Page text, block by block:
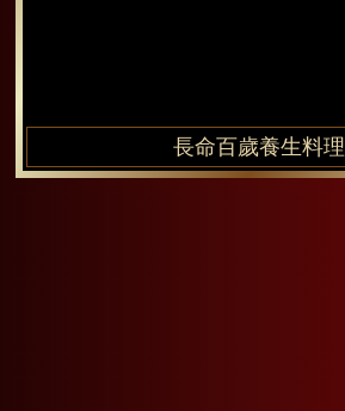
長命百歲養生料理